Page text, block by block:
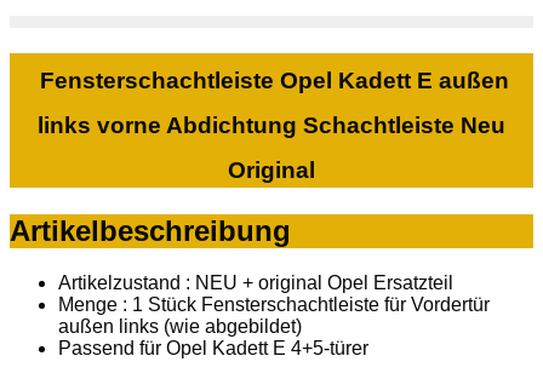
Fensterschachtleiste Opel Kadett E außen
links vorne Abdichtung Schachtleiste Neu
Original
Artikelbeschreibung
Artikelzustand : NEU + original Opel Ersatzteil
Menge : 1 Stück Fensterschachtleiste für Vordertür
außen links (wie abgebildet)
Passend für Opel Kadett E 4+5-türer